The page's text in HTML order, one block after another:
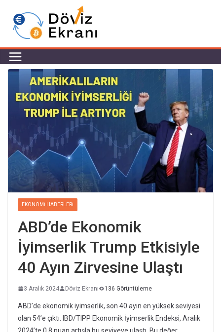
EKONOMI HABERLERI
ABD’de Ekonomik
İyimserlik Trump Etkisiyle
40 Ayın Zirvesine Ulaştı
3 Aralık 2024 Döviz Ekranı 136 Görüntüleme
ABD’de ekonomik iyimserlik, son 40 ayın en yüksek seviyesi
olan 54’e çıktı. IBD/TIPP Ekonomik İyimserlik Endeksi, Aralık
2024’te 0.8 puan artışla bu seviyeye ulaştı. Bu değer,